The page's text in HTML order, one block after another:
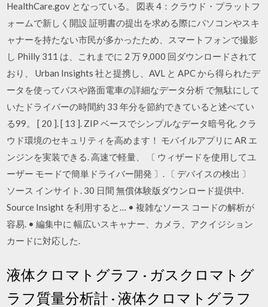
HealthCare.gov となっている。 図表 4：クラウド・プラットフ
ォームで新しく開設 証明書の提出を求める際にパソコンやスキ
ャナーを持たない市民が多かったため、スマートフォンで撮影
し Philly 311 は、これまでに 2 万 9,000 回ダウンロードされて
おり、 Urban Insights 社と提携し、AVL と APC から得られたデ
ータを使ってバスや路面電車の詳細なデータ分析 で無駄にして
いたドライバーの時間約 33 年分を節約できていると述べてい
る99。 [ 20 ]. [ 13 ]. ZIP ベースでシンプルなデータ暗号化. クラ
ウド環境のセキュリティを高めます！ モバイルアプリに AR エ
ンジンを実装できる. 高速で軽量、 〔 ウィザードを使用してユ
ーザー モードで簡単ドライバー開発 〕. 〔 デバイスの検出 〕
ソース インサイト. 30 日間 無償体験版ダウンロード提供中.
Source Insight を利用すると… • 複雑なソース コードの解析が
容易. • 編集中に 幅広いスキャナー、カメラ、アクイジション
カードに対応した.
液体クロマトグラフ · ガスクロマトグ
ラフ質量分析計 · 液体クロマトグラフ